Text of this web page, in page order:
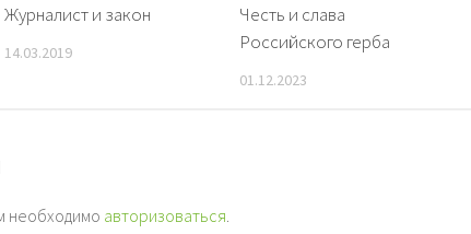
Журналист и закон
14.03.2019
Честь и слава
Российского герба
01.12.2023
необходимо авторизоваться